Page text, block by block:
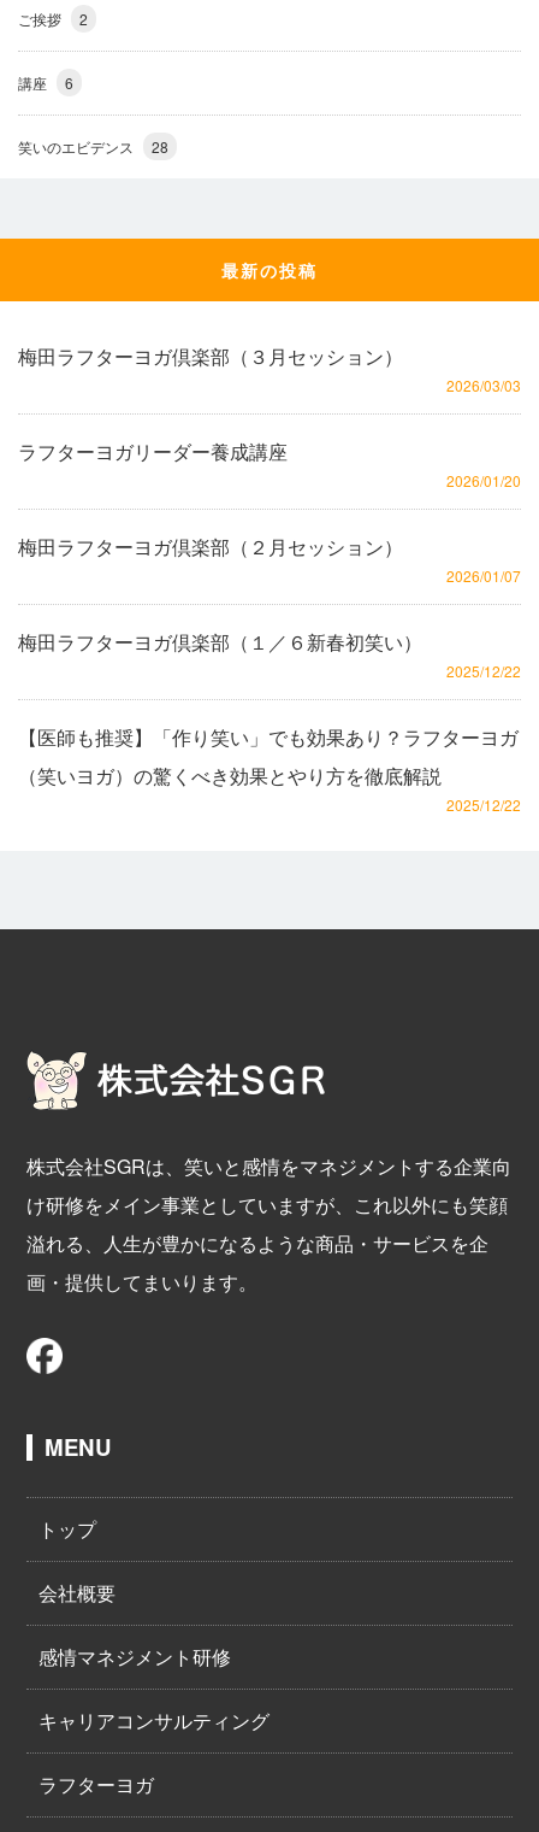
ご挨拶 2
講座 6
笑いのエビデンス 28
最新の投稿
梅田ラフターヨガ倶楽部（３月セッション）
2026/03/03
ラフターヨガリーダー養成講座
2026/01/20
梅田ラフターヨガ倶楽部（２月セッション）
2026/01/07
梅田ラフターヨガ倶楽部（１／６新春初笑い）
2025/12/22
【医師も推奨】「作り笑い」でも効果あり？ラフターヨガ
（笑いヨガ）の驚くべき効果とやり方を徹底解説
2025/12/22
株式会社SGRは、笑いと感情をマネジメントする企業向
け研修をメイン事業としていますが、これ以外にも笑顔
溢れる、人生が豊かになるような商品・サービスを企
画・提供してまいります。
MENU
トップ
会社概要
感情マネジメント研修
キャリアコンサルティング
ラフターヨガ